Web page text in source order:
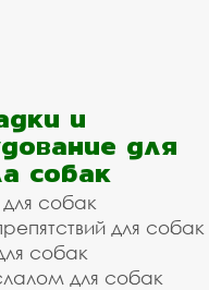
и
для
собак
собак
для собак
собак
для собак